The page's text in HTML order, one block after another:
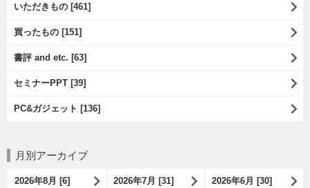
いただきもの [461]
買ったもの [151]
書評 and etc. [63]
セミナーPPT [39]
PC&ガジェット [136]
月別アーカイブ
2026年8月 [6] 2026年7月 [31] 2026年6月 [30]